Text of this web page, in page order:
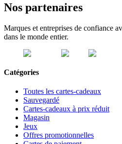
Nos partenaires
Marques et entreprises de confiance
dans le monde entier.
Catégories
Toutes les cartes-cadeaux
Sauvegardé
Cartes-cadeaux à prix réduit
Magasin
Jeux
Offres promotionnelles